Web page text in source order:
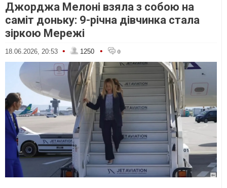
Джорджа Мелоні взяла з собою на
саміт доньку: 9-річна дівчинка стала
зіркою Мережі
18.06.2026, 20:53 • 1250 • 0